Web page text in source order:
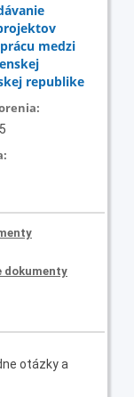
medzi
republike
dokumenty
otázky a